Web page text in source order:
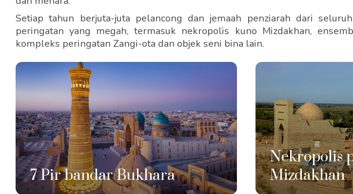
Setiap tahun berjuta-juta pelancong dan jemaah penziarah dari
peringatan yang megah, termasuk nekropolis kuno Mizdakhan,
kompleks peringatan Zangi-ota dan objek seni bina lain.
7 Pir bandar Bukhara
Nekropolis
Mizdakhan